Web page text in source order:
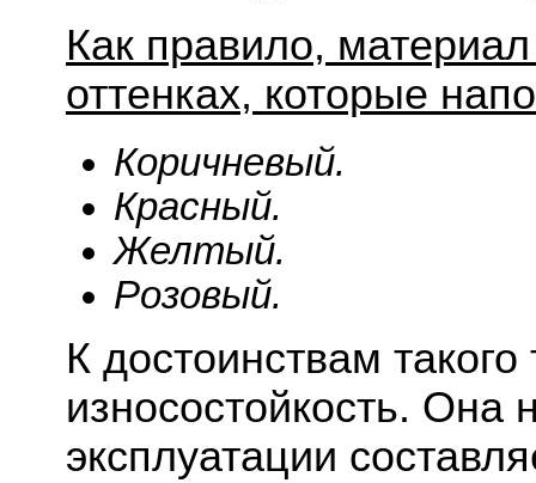
Как правило,
оттенках, которые
Коричневый.
Красный.
Желтый.
Розовый.
К достоинствам
износостойкость. Она
эксплуатации